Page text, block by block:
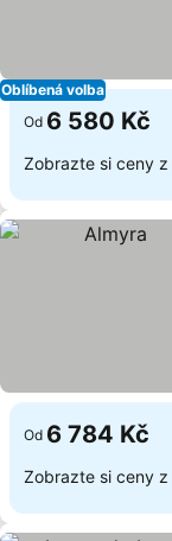
Oblíbená volba
Od 6 580 Kč
Zobrazte si ceny z
Od 6 784 Kč
Zobrazte si ceny z